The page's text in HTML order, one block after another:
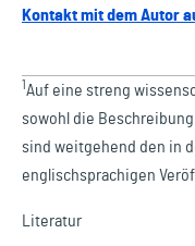
Kontakt mit dem Autor
1Auf eine streng
sowohl die
sind weitgehend den in
englischsprachigen
Literatur